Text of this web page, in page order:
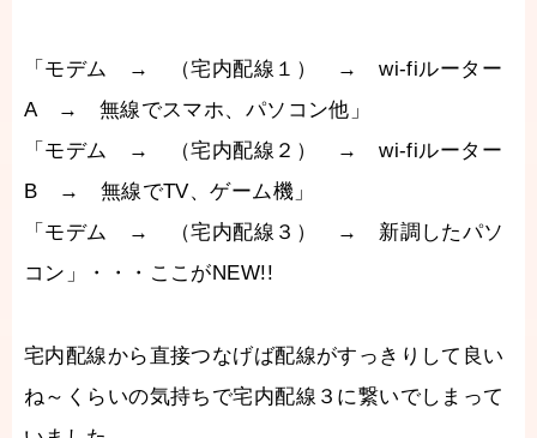
「モデム → （宅内配線１） → wi-fiルーター
A → 無線でスマホ、パソコン他」
「モデム → （宅内配線２） → wi-fiルーター
B → 無線でTV、ゲーム機」
「モデム → （宅内配線３） → 新調したパソ
コン」・・・ここがNEW!!
宅内配線から直接つなげば配線がすっきりして良い
ね～くらいの気持ちで宅内配線３に繋いでしまって